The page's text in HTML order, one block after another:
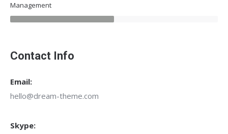
Management
Contact Info
Email:
hello@dream-theme.com
Skype: